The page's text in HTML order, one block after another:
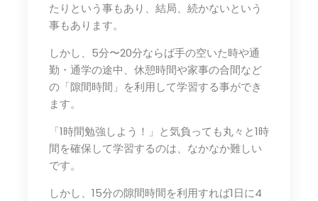
たりという事もあり、結局、続かないという
事もあります。
しかし、5分〜20分ならば手の空いた時や通
勤・通学の途中、休憩時間や家事の合間など
の「隙間時間」を利用して学習する事ができ
ます。
「1時間勉強しよう！」と気負っても丸々と1時
間を確保して学習するのは、なかなか難しい
です。
しかし、15分の隙間時間を利用すれば1日に4